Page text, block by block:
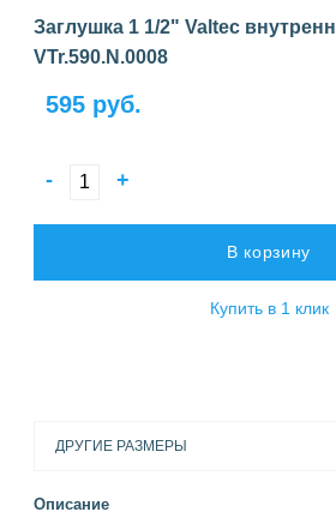
Заглушка 1 1/2" Valtec
VTr.590.N.0008
595 руб.
- +
В корзину
Купить в 1 клик
ДРУГИЕ РАЗМЕРЫ
Описание